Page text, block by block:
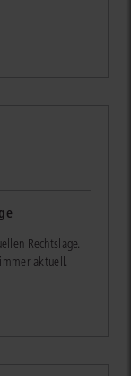
Rechtslage.
aktuell.